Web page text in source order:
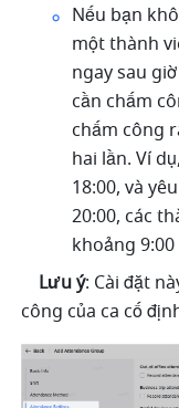
Nếu bạn
một thành
ngay sau
cần chấm
chấm công
hai lần. Ví
18:00, và
20:00, các
khoảng
Lưu ý: Cài đặt
công của ca cố